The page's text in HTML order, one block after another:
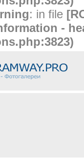
: in file
-